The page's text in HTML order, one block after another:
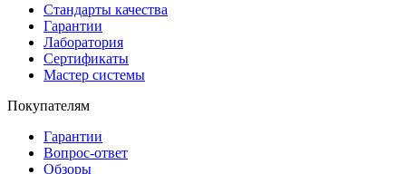
Стандарты качества
Гарантии
Лаборатория
Сертификаты
Мастер системы
Покупателям
Гарантии
Вопрос-ответ
Обзоры